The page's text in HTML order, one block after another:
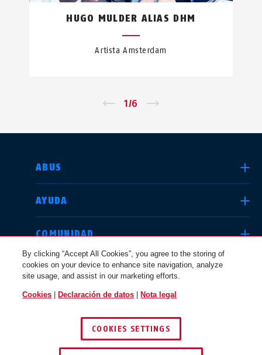
HUGO MULDER ALIAS DHM
Artista Amsterdam
1/6
ABUS
AYUDA
COMUNIDAD
CUESTIONES JURÍDICAS
© 2026 ABUS
SELECCIONE UN PAÍS
Deutschland
Canada
Österreich
By clicking “Accept All Cookies”, you agree to the storing of
cookies on your device to enhance site navigation, analyze
site usage, and assist in our marketing efforts.
Cookies Declaración de datos Nota legal
COOKIES SETTINGS